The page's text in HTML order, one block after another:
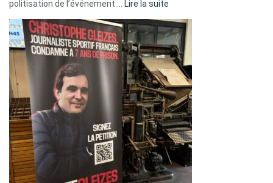
politisation de l’événement.… Lire la suite
Eurovision
2026
:
Pays-
Bas,
Espagne,
Irlande
et
Slovénie
rejettent
la
présence